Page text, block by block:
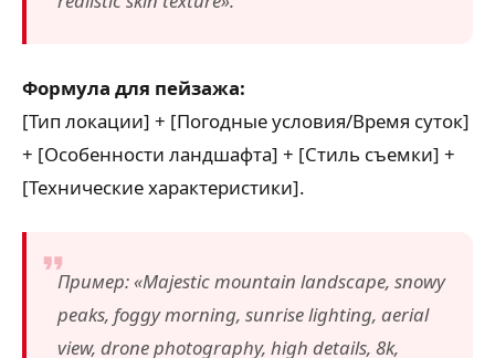
Формула для пейзажа:
[Тип локации] + [Погодные условия/Время суток]
+ [Особенности ландшафта] + [Стиль съемки] +
[Технические характеристики].
Пример: «Majestic mountain landscape, snowy
peaks, foggy morning, sunrise lighting, aerial
view, drone photography, high details, 8k,